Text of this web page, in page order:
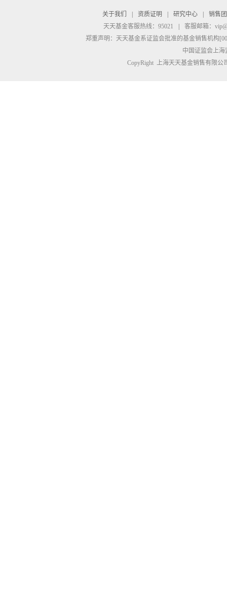
关于我们 资质证明 研究中心
销售
天天基金客服热线：95021
客服邮箱：
郑重声明： 天天基金系证监会批准的基金销售机构
中国证监会上
CopyRight 上海天天基金销售有限